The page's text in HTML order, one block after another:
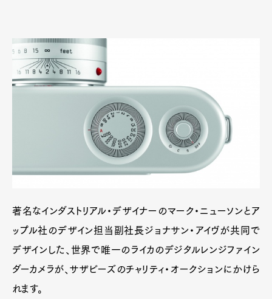
著名なインダストリアル・デザイナーのマーク・ニューソンとア
ップル社のデザイン担当副社長ジョナサン・アイヴが共同で
デザインした、世界で唯一のライカのデジタルレンジファイン
ダーカメラが、サザビーズのチャリティ・オークションにかけら
れます。